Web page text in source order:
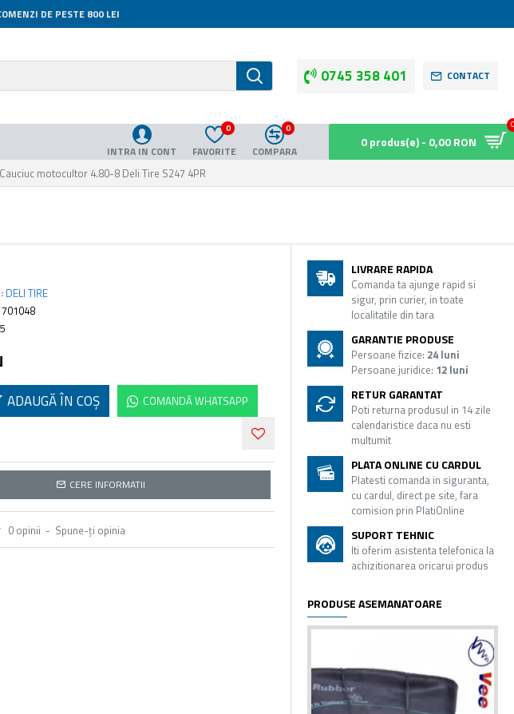
DE PESTE 800 LEI
0745 358 401 CONTACT
INTRA IN CONT FAVORITE
0
COMPARA
0
0 produs(e) - 0,00 RON
Cauciuc motocultor 4.80-8 Deli Tire S247 4PR
DELI TIRE
701048
0 opinii - Spune-ţi opinia
ADAUGĂ ÎN COŞ COMANDĂ WHATSAPP
CERE INFORMATII
LIVRARE RAPIDA
Comanda ta ajunge rapid si
sigur, prin curier, in toate
localitatile din tara
GARANTIE PRODUSE
Persoane fizice: 24 luni
Persoane juridice: 12 luni
RETUR GARANTAT
Poti returna produsul in 14 zile
calendaristice daca nu esti
multumit
PLATA ONLINE CU CARDUL
Platesti comanda in siguranta,
cu cardul, direct pe site, fara
comision prin PlatiOnline
SUPORT TEHNIC
Iti oferim asistenta telefonica la
achizitionarea oricarui produs
PRODUSE ASEMANATOARE